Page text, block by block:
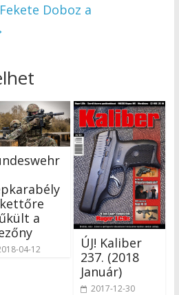
Doboz a
a
04-12
ÚJ! Kaliber
237. (2018
Január)
2017-12-30